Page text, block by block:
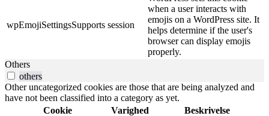
wpEmojiSettingsSupports session
when a user interacts with
emojis on a WordPress site. It
helps determine if the user's
browser can display emojis
properly.
Others
others
Other uncategorized cookies are those that are being analyzed and
have not been classified into a category as yet.
Cookie
Varighed
Beskrivelse